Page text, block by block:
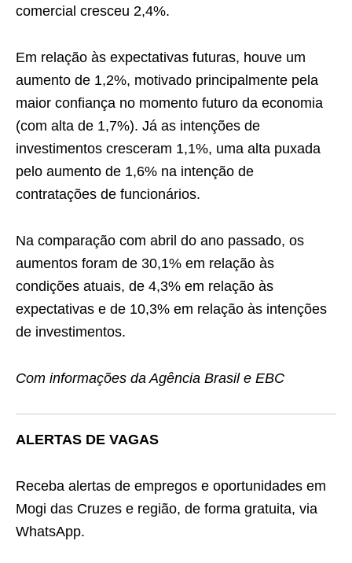
comercial cresceu 2,4%.
Em relação às expectativas futuras, houve um
aumento de 1,2%, motivado principalmente pela
maior confiança no momento futuro da economia
(com alta de 1,7%). Já as intenções de
investimentos cresceram 1,1%, uma alta puxada
pelo aumento de 1,6% na intenção de
contratações de funcionários.
Na comparação com abril do ano passado, os
aumentos foram de 30,1% em relação às
condições atuais, de 4,3% em relação às
expectativas e de 10,3% em relação às intenções
de investimentos.
Com informações da Agência Brasil e EBC
ALERTAS DE VAGAS
Receba alertas de empregos e oportunidades em
Mogi das Cruzes e região, de forma gratuita, via
WhatsApp.